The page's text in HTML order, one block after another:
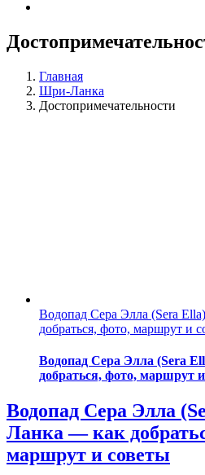
Главная
Шри-Ланка
Достопримечательности
Водопад Сера Элла (Sera
добраться, фото, маршрут и
Водопад Сера Элла (Sera
добраться, фото, маршрут
Водопад Сера Элла
Ланка — как
маршрут и советы